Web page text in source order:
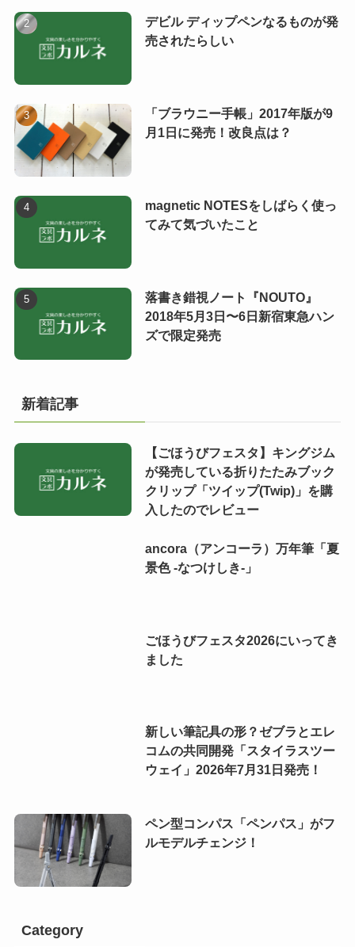
デビル ディップペンなるものが発
売されたらしい
「ブラウニー手帳」2017年版が9
月1日に発売！改良点は？
magnetic NOTESをしばらく使っ
てみて気づいたこと
落書き錯視ノート『NOUTO』
2018年5月3日〜6日新宿東急ハン
ズで限定発売
新着記事
【ごほうびフェスタ】キングジム
が発売している折りたたみブック
クリップ「ツイップ(Twip)」を購
入したのでレビュー
ancora（アンコーラ）万年筆「夏
景色 -なつけしき-」
ごほうびフェスタ2026にいってき
ました
新しい筆記具の形？ゼブラとエレ
コムの共同開発「スタイラスツー
ウェイ」2026年7月31日発売！
ペン型コンパス「ペンパス」がフ
ルモデルチェンジ！
Category